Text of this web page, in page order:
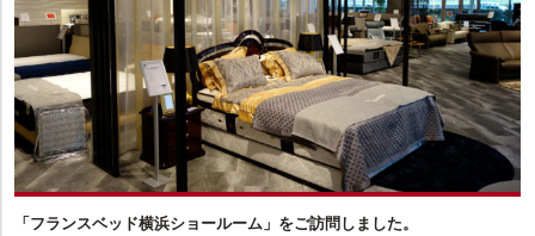
「フランスベッド横浜ショールーム」をご訪問しました。